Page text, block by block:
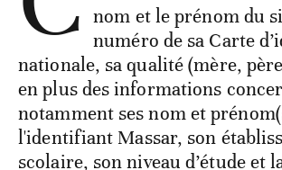
nom et le prénom du
numéro de sa Carte
nationale, sa qualité (mère,
en plus des informations
notamment ses nom et
l'identifiant Massar, son
scolaire, son niveau d’étude et